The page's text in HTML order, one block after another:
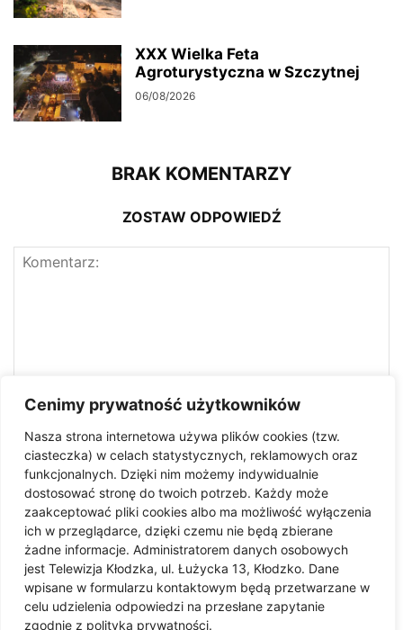
Cenimy prywatność użytkowników
Nasza strona internetowa używa plików cookies (tzw.
ciasteczka) w celach statystycznych, reklamowych oraz
funkcjonalnych. Dzięki nim możemy indywidualnie
dostosować stronę do twoich potrzeb. Każdy może
zaakceptować pliki cookies albo ma możliwość wyłączenia
ich w przeglądarce, dzięki czemu nie będą zbierane
żadne informacje. Administratorem danych osobowych
jest Telewizja Kłodzka, ul. Łużycka 13, Kłodzko. Dane
wpisane w formularzu kontaktowym będą przetwarzane w
celu udzielenia odpowiedzi na przesłane zapytanie
zgodnie z polityką prywatności.
XXX Wielka Feta
Agroturystyczna w Szczytnej
06/08/2026
BRAK KOMENTARZY
ZOSTAW ODPOWIEDŹ
Zapisz moje imię i nazwisko, adres e-mail i witrynę
internetową w tej przeglądarce do następnego komentowania.